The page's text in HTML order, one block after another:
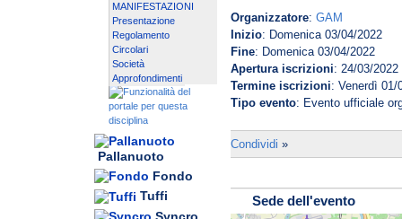
MANIFESTAZIONI
Presentazione
Regolamento
Circolari
Società
Approfondimenti
Pallanuoto
Fondo
Tuffi
Organizzatore: GAM
Inizio: Domenica 03/04/2022
Fine: Domenica 03/04/2022
Apertura iscrizioni: 24/03/2022
Termine iscrizioni: Venerdì 01/
Tipo evento: Evento ufficiale
Condividi »
Sede dell'evento
7:30 Apertura impianto
stile libero - 100 dorso
8:00 – 8:20 Riscaldamento
!! TRIBUNE CHIUSE AL
- Gli atleti dovranno
acqua sia per il riscaldamento